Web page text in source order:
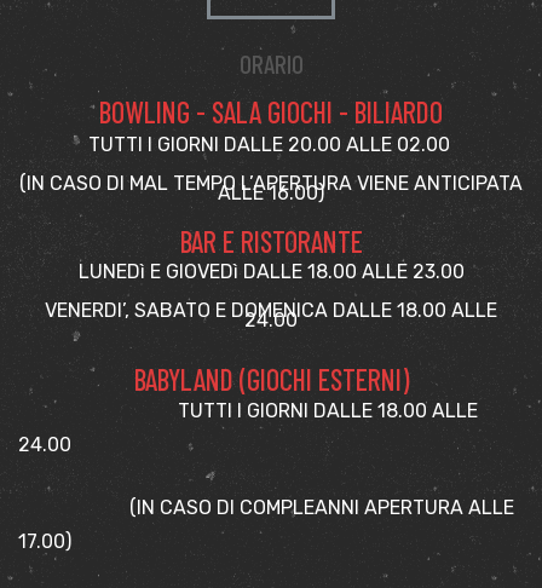
ORARIO
BOWLING - SALA GIOCHI - BILIARDO
TUTTI I GIORNI DALLE 20.00 ALLE 02.00
(IN CASO DI MAL TEMPO L’APERTURA VIENE ANTICIPATA
ALLE 16.00)
BAR E RISTORANTE
LUNEDì E GIOVEDì DALLE 18.00 ALLE 23.00
VENERDI’, SABATO E DOMENICA DALLE 18.00 ALLE
24.00
BABYLAND (GIOCHI ESTERNI)
TUTTI I GIORNI DALLE 18.00 ALLE
24.00
(IN CASO DI COMPLEANNI APERTURA ALLE
17.00)